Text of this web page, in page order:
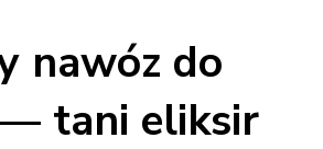
nawóz do
tani eliksir